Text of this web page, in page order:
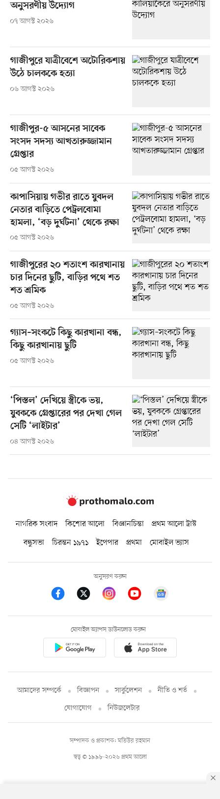
অনুসরণীয় উদ্যোগ
০৭ আগস্ট ২০২৬
গাজীপুরে যাত্রীবেশে অটোরিকশায়
উঠে চালককে হত্যা
০৬ আগস্ট ২০২৬
গাজীপুর-৫ আসনের সাবেক
সংসদ সদস্য আখতারুজ্জামান
গ্রেপ্তার
০৫ আগস্ট ২০২৬
কাপাসিয়ায় গভীর রাতে যুবদল
নেতার বাড়িতে পেট্রলবোমা
হামলা, ‘বড় দুর্ঘটনা’ থেকে রক্ষা
০৫ আগস্ট ২০২৬
গাজীপুরের ২০ শতাংশ কারখানায়
চার দিনের ছুটি, বাড়ির পথে শত
শত শ্রমিক
০৫ আগস্ট ২০২৬
গ্যাস–সংকটে কিছু কারখানা বন্ধ,
কিছু কারখানায় ছুটি
০৫ আগস্ট ২০২৬
‘পিস্তল’ দেখিয়ে স্ত্রীকে ভয়,
যুবককে গ্রেপ্তারের পর দেখা গেল
সেটি ‘লাইটার’
০৪ আগস্ট ২০২৬
নাগরিক সংবাদ কিশোর আলো বিজ্ঞানচিন্তা
প্রথম আলো ট্রাস্ট
বন্ধুসভা
চিরন্তন ১৯৭১ ইপেপার প্রথমা মোবাইল ভ্যাস
অনুসরণ করুন
মোবাইল অ্যাপস ডাউনলোড করুন
আমাদের সম্পর্কে বিজ্ঞাপন সার্কুলেশন
নীতি ও শর্ত
যোগাযোগ
নিউজলেটার
স্বত্ব © ১৯৯৮-২০২৬ প্রথম আলো
সম্পাদক ও প্রকাশক: মতিউর রহমান